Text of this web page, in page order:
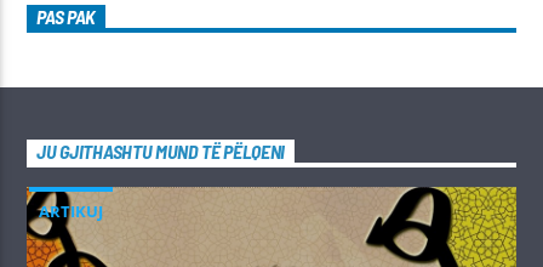
PAS PAK
JU GJITHASHTU MUND TË PËLQENI
ARTIKUJ